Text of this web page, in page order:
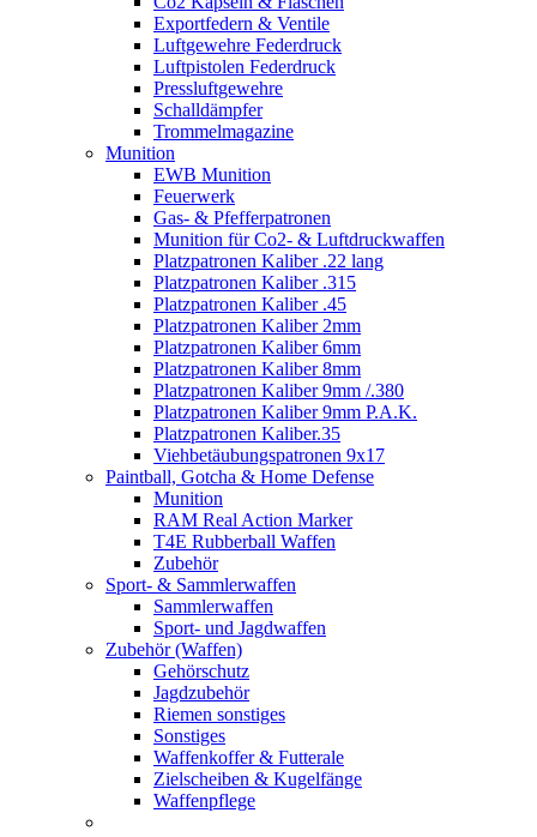
Exportfedern & Ventile
Luftgewehre Federdruck
Luftpistolen Federdruck
Pressluftgewehre
Schalldämpfer
Trommelmagazine
Munition
EWB Munition
Feuerwerk
Gas- & Pfefferpatronen
Munition für Co2- & Luftdruckwaffen
Platzpatronen Kaliber .22 lang
Platzpatronen Kaliber .315
Platzpatronen Kaliber .45
Platzpatronen Kaliber 2mm
Platzpatronen Kaliber 6mm
Platzpatronen Kaliber 8mm
Platzpatronen Kaliber 9mm /.380
Platzpatronen Kaliber 9mm P.A.K.
Platzpatronen Kaliber.35
Viehbetäubungspatronen 9x17
Paintball, Gotcha & Home Defense
Munition
RAM Real Action Marker
T4E Rubberball Waffen
Zubehör
Sport- & Sammlerwaffen
Sammlerwaffen
Sport- und Jagdwaffen
Zubehör (Waffen)
Gehörschutz
Jagdzubehör
Riemen sonstiges
Sonstiges
Waffenkoffer & Futterale
Zielscheiben & Kugelfänge
Waffenpflege